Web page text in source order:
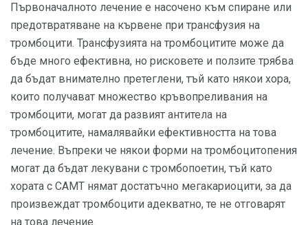
Първоначалното лечение е насочено към спиране или
предотвратяване на кървене при трансфузия на
тромбоцити. Трансфузията на тромбоцитите може да
бъде много ефективна, но рисковете и ползите трябва
да бъдат внимателно претеглени, тъй като някои хора,
които получават множество кръвопреливания на
тромбоцити, могат да развият антитела на
тромбоцитите, намалявайки ефективността на това
лечение. Въпреки че някои форми на тромбоцитопения
могат да бъдат лекувани с тромбопоетин, тъй като
хората с CAMT нямат достатъчно мегакариоцити, за да
произвеждат тромбоцити адекватно, те не отговарят
на това лечение.